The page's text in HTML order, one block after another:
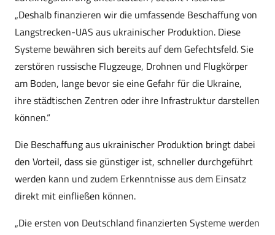
„Deshalb finanzieren wir die umfassende Beschaffung von
Langstrecken-UAS aus ukrainischer Produktion. Diese
Systeme bewähren sich bereits auf dem Gefechtsfeld. Sie
zerstören russische Flugzeuge, Drohnen und Flugkörper
am Boden, lange bevor sie eine Gefahr für die Ukraine,
ihre städtischen Zentren oder ihre Infrastruktur darstellen
können.“
Die Beschaffung aus ukrainischer Produktion bringt dabei
den Vorteil, dass sie günstiger ist, schneller durchgeführt
werden kann und zudem Erkenntnisse aus dem Einsatz
direkt mit einfließen können.
„Die ersten von Deutschland finanzierten Systeme werden